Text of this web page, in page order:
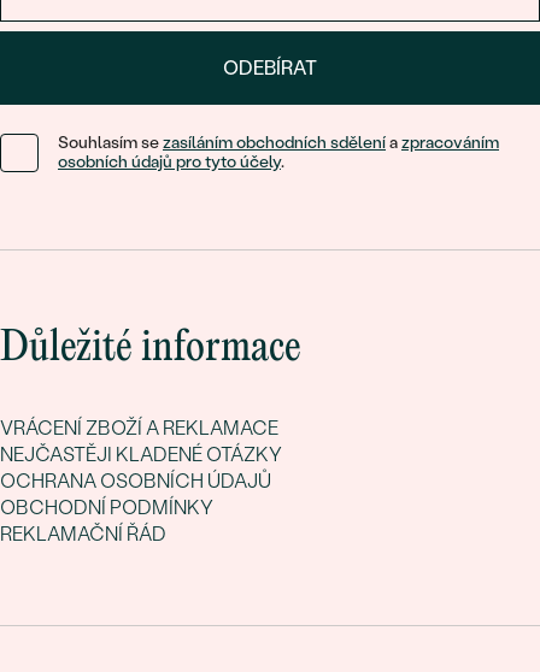
ODEBÍRAT
Souhlasím sezasíláním obchodních sděleníazpracováním
osobních údajů pro tyto účely.
Důležité informace
VRÁCENÍ ZBOŽÍ A REKLAMACE
NEJČASTĚJI KLADENÉ OTÁZKY
OCHRANA OSOBNÍCH ÚDAJŮ
OBCHODNÍ PODMÍNKY
REKLAMAČNÍ ŘÁD